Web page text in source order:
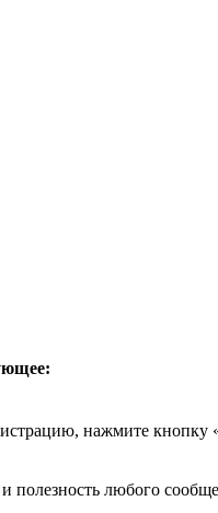
нажмите кнопку
полезность любого